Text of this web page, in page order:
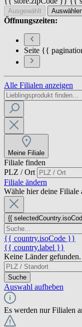
Ausgewählt
Öffnungszeiten:
Seite {{
Alle Filialen anzeigen
Meine Filiale
Filiale finden
PLZ / Ort
Filiale ändern
Wähle hier deine Filiale
{{
{{ country.isoCode }}
{{ country.label }}
Keine Länder gefunden.
Suche
Auswahl aufheben
Es werden nur Filialen